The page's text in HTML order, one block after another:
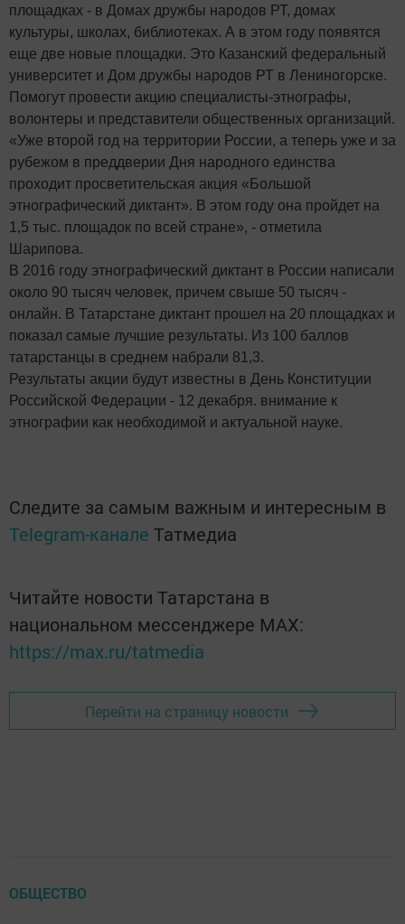
площадках - в Домах дружбы народов РТ, домах
культуры, школах, библиотеках. А в этом году появятся
еще две новые площадки. Это Казанский федеральный
университет и Дом дружбы народов РТ в Лениногорске.
Помогут провести акцию специалисты-этнографы,
волонтеры и представители общественных организаций.
«Уже второй год на территории России, а теперь уже и за
рубежом в преддверии Дня народного единства
проходит просветительская акция «Большой
этнографический диктант». В этом году она пройдет на
1,5 тыс. площадок по всей стране», - отметила
Шарипова.
В 2016 году этнографический диктант в России написали
около 90 тысяч человек, причем свыше 50 тысяч -
онлайн. В Татарстане диктант прошел на 20 площадках и
показал самые лучшие результаты. Из 100 баллов
татарстанцы в среднем набрали 81,3.
Результаты акции будут известны в День Конституции
Российской Федерации - 12 декабря. внимание к
этнографии как необходимой и актуальной науке.
Следите за самым важным и интересным в
Telegram-канале Татмедиа
Читайте новости Татарстана в
национальном мессенджере MАХ:
https://max.ru/tatmedia
Перейти на страницу новости
ОБЩЕСТВО